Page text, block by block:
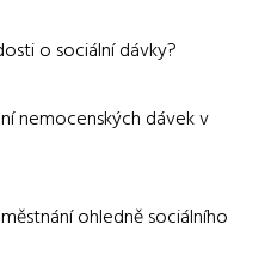
o sociální dávky?
nemocenských dávek v
ohledně sociálního